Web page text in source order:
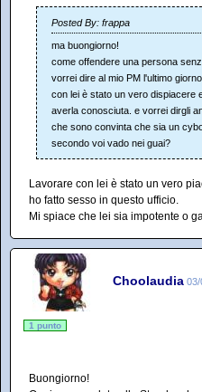
Posted By: frappa
ma buongiorno!
come offendere una persona
vorrei dire al mio PM l'ultimo
con lei è stato un vero dispiacere
averla conosciuta. e vorrei dirgli
che sono convinta che sia un
secondo voi vado nei guai?
Lavorare con lei è stato un vero
ho fatto sesso in questo ufficio.
Mi spiace che lei sia impotente o
Choolaudia 03/
1 punto
Buongiorno!